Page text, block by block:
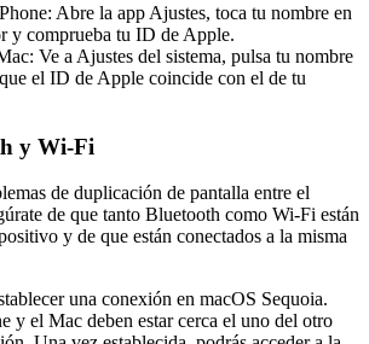
Abre la app Ajustes, toca tu nombre en
y comprueba tu ID de Apple.
Ve a Ajustes del sistema, pulsa tu nombre
el ID de Apple coincide con el de tu
y Wi-Fi
de duplicación de pantalla entre el
de que tanto Bluetooth como Wi-Fi están
y de que están conectados a la misma
una conexión en macOS Sequoia.
y el Mac deben estar cerca el uno del otro